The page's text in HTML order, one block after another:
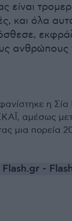
είναι
και όλα
ανθρώπους
η
αμέσως
μια πορεία
-